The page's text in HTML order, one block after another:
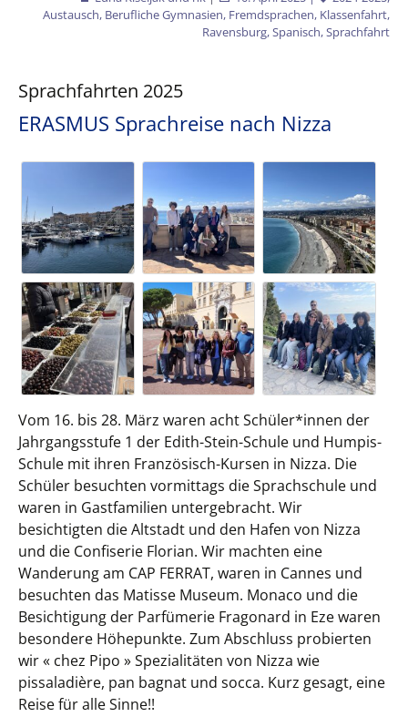
Austausch, Berufliche Gymnasien, Fremdsprachen, Klassenfahrt,
Ravensburg,Spanisch,Sprachfahrt
Sprachfahrten 2025
ERASMUS Sprachreise nach Nizza
Vom 16. bis 28. März waren acht Schüler*innen der
Jahrgangsstufe 1 der Edith-Stein-Schule und Humpis-
Schule mit ihren Französisch-Kursen in Nizza. Die
Schüler besuchten vormittags die Sprachschule und
waren in Gastfamilien untergebracht. Wir
besichtigten die Altstadt und den Hafen von Nizza
und die Confiserie Florian. Wir machten eine
Wanderung am CAP FERRAT, waren in Cannes und
besuchten das Matisse Museum. Monaco und die
Besichtigung der Parfümerie Fragonard in Eze waren
besondere Höhepunkte. Zum Abschluss probierten
wir « chez Pipo » Spezialitäten von Nizza wie
pissaladière, pan bagnat und socca. Kurz gesagt, eine
Reise für alle Sinne!!